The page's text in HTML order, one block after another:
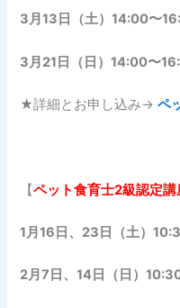
3月13日（土）14:00〜
3月21日（日）14:00〜
★詳細とお申し込み→ペ
【ペット食育士2級認定講
1月16日、23日（土）
2月7日、14日（日）